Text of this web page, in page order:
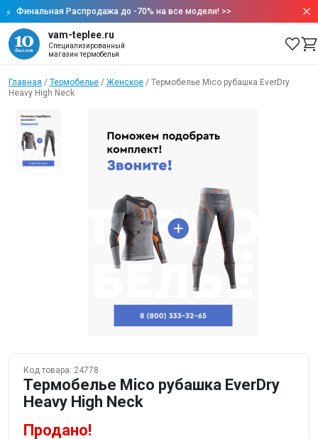
Финальная Распродажа до -70% на все модели! >>
vam-teplee.ru
Специализированный
магазин термобелья
Главная / Термобелье / Женское / Термобелье Mico рубашка EverDry
Heavy High Neck
Код товара: 24778
Термобелье Mico рубашка EverDry
Heavy High Neck
Продано!